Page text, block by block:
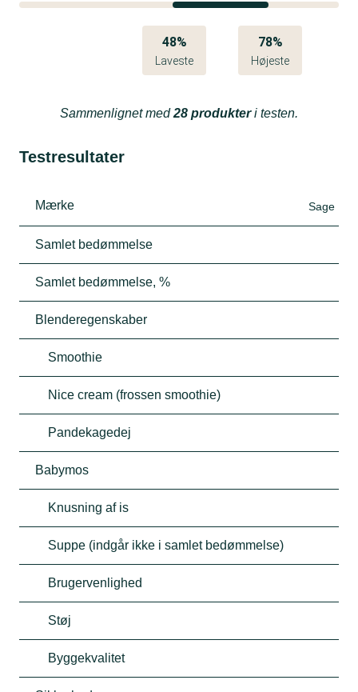
48%
Laveste
78%
Højeste
Sammenlignet med28 produkteri testen.
Testresultater
Mærke Sage
Samlet bedømmelse
Samlet bedømmelse, %
Blenderegenskaber
Smoothie
Nice cream (frossen smoothie)
Pandekagedej
Babymos
Knusning af is
Suppe (indgår ikke i samlet bedømmelse)
Brugervenlighed
Støj
Byggekvalitet